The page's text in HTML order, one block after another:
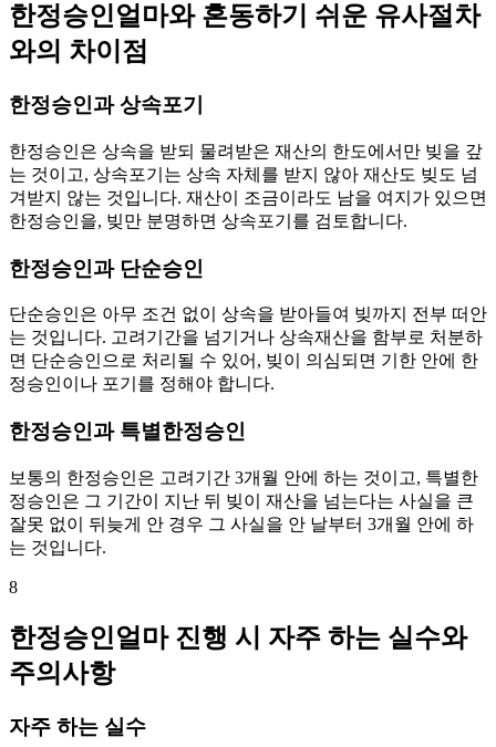
한정승인얼마와 혼동하기 쉬운 유사절차
와의 차이점
한정승인과 상속포기
한정승인은 상속을 받되 물려받은 재산의 한도에서만 빚을 갚
는 것이고, 상속포기는 상속 자체를 받지 않아 재산도 빚도 넘
겨받지 않는 것입니다. 재산이 조금이라도 남을 여지가 있으면
한정승인을, 빚만 분명하면 상속포기를 검토합니다.
한정승인과 단순승인
단순승인은 아무 조건 없이 상속을 받아들여 빚까지 전부 떠안
는 것입니다. 고려기간을 넘기거나 상속재산을 함부로 처분하
면 단순승인으로 처리될 수 있어, 빚이 의심되면 기한 안에 한
정승인이나 포기를 정해야 합니다.
한정승인과 특별한정승인
보통의 한정승인은 고려기간 3개월 안에 하는 것이고, 특별한
정승인은 그 기간이 지난 뒤 빚이 재산을 넘는다는 사실을 큰
잘못 없이 뒤늦게 안 경우 그 사실을 안 날부터 3개월 안에 하
는 것입니다.
8
한정승인얼마 진행 시 자주 하는 실수와
주의사항
자주 하는 실수